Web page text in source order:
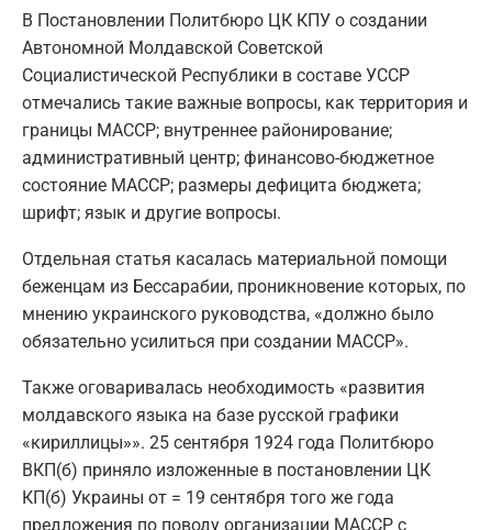
В Постановлении Политбюро ЦК КПУ о создании
Автономной Молдавской Советской
Социалистической Республики в составе УССР
отмечались такие важные вопросы, как территория и
границы МАССР; внутреннее районирование;
административный центр; финансово-бюджетное
состояние МАССР; размеры дефицита бюджета;
шрифт; язык и другие вопросы.
Отдельная статья касалась материальной помощи
беженцам из Бессарабии, проникновение которых, по
мнению украинского руководства, «должно было
обязательно усилиться при создании МАССР».
Также оговаривалась необходимость «развития
молдавского языка на базе русской графики
«кириллицы»». 25 сентября 1924 года Политбюро
ВКП(б) приняло изложенные в постановлении ЦК
КП(б) Украины от = 19 сентября того же года
предложения по поводу организации МАССР с